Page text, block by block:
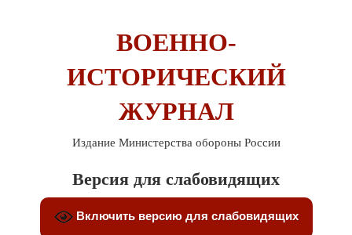
ВОЕННО-
ИСТОРИЧЕСКИЙ
ЖУРНАЛ
Издание Министерства обороны России
Версия для слабовидящих
Включить версию для слабовидящих